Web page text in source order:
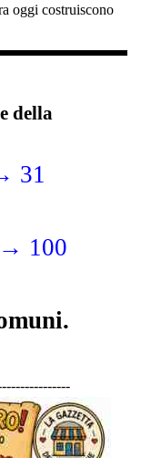
oggi costruiscono
della
31
→ 100